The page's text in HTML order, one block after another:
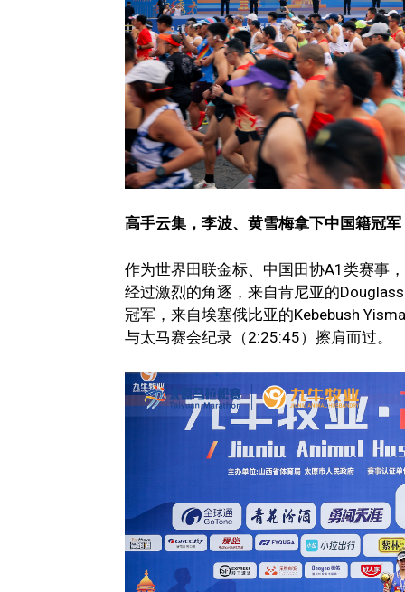
高手云集，李波、黄雪梅拿下中国籍冠军
作为世界田联金标、中国田协A1类赛事
经过激烈的角逐，来自肯尼亚的
冠军，来自埃塞俄比亚的Kebebush
与太马赛会纪录（2:25:45）擦肩而过。